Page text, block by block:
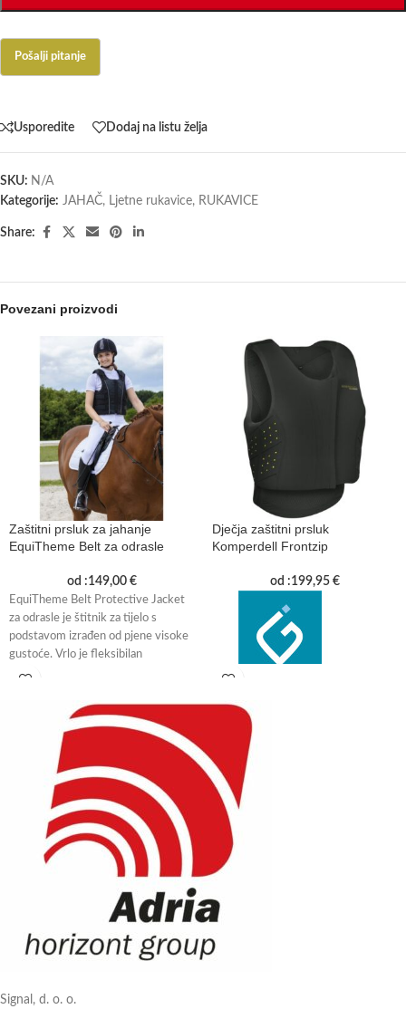
Usporedite Dodaj na listu želja
SKU: N/A
Kategorije: JAHAČ, Ljetne rukavice, RUKAVICE
Share:
Povezani proizvodi
Zaštitni prsluk za jahanje
EquiTheme Belt za odrasle
od :149,00 €
EquiTheme Belt Protective Jacket
za odrasle je štitnik za tijelo s
podstavom izrađen od pjene visoke
gustoće. Vrlo je fleksibilan
Dječja zaštitni prsluk
Komperdell Frontzip
od :199,95 €
Signal, d. o. o.